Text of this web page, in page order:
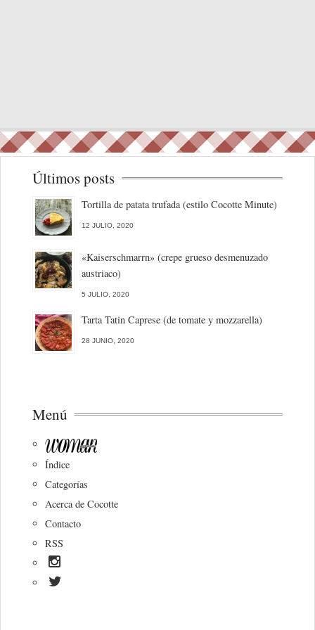
Últimos posts
Tortilla de patata trufada (estilo Cocotte Minute)
12 JULIO, 2020
«Kaiserschmarrn» (crepe grueso desmenuzado
austriaco)
5 JULIO, 2020
Tarta Tatin Caprese (de tomate y mozzarella)
28 JUNIO, 2020
Menú
Índice
Categorías
Acerca de Cocotte
Contacto
RSS